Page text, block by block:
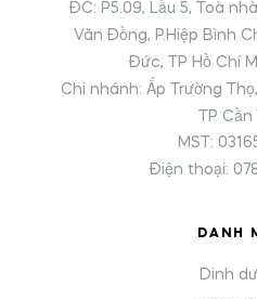
ĐC: P5.09, Lầu 5, Toà
Văn Đồng, P.Hiệp Bình
Đức, TP Hồ Chí
Chi nhánh: Ấp Trường
TP
MST:
Điện thoại:
DANH
Dinh